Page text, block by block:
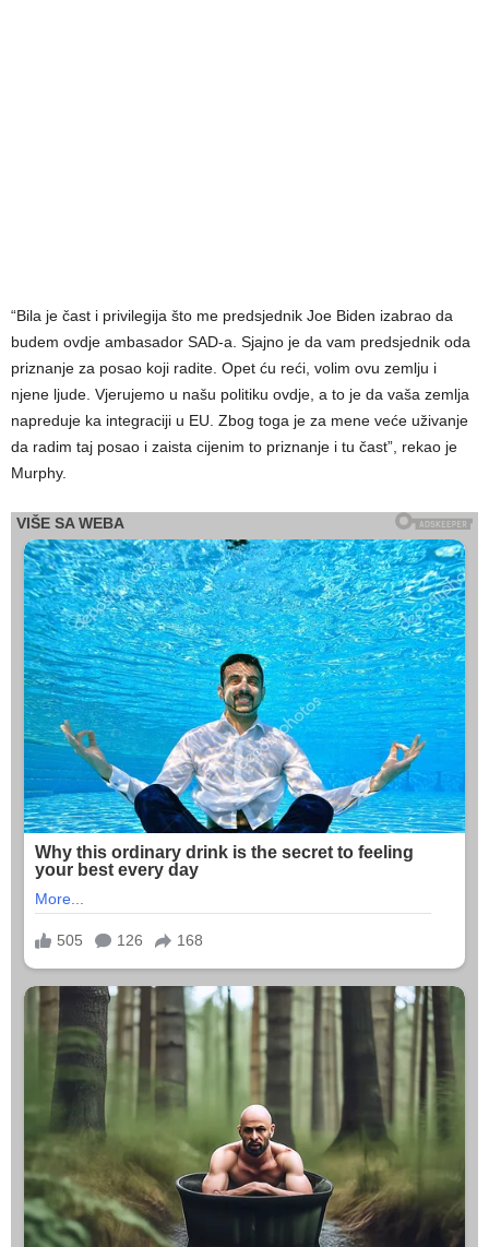
“Bila je čast i privilegija što me predsjednik Joe Biden izabrao da
budem ovdje ambasador SAD-a. Sjajno je da vam predsjednik oda
priznanje za posao koji radite. Opet ću reći, volim ovu zemlju i
njene ljude. Vjerujemo u našu politiku ovdje, a to je da vaša zemlja
napreduje ka integraciji u EU. Zbog toga je za mene veće uživanje
da radim taj posao i zaista cijenim to priznanje i tu čast”, rekao je
Murphy.